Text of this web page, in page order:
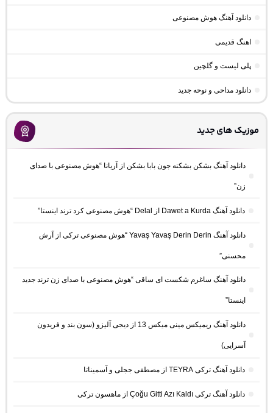
دانلود آهنگ هوش مصنوعی
اهنگ قدیمی
پلی لیست و گلچین
دانلود مداحی و نوحه جدید
موزیک های جدید
دانلود آهنگ بشکن بشکنه جون بابا بشکن از آریانا “هوش مصنوعی با صدای
زن”
دانلود آهنگ Dawet a Kurda از Delal “هوش مصنوعی کرد ترند اینستا”
دانلود آهنگ Yavaş Yavaş Derin Derin “هوش مصنوعی ترکی از آرش
محسنی”
دانلود آهنگ ساغرم شکست ای ساقی “هوش مصنوعی با صدای زن ترند جدید
اینستا”
دانلود آهنگ ریمیکس مینی میکس 13 از دیجی آلیزو (سون بند و فریدون
آسرایی)
دانلود آهنگ ترکی TEYRA از مصطفی ججلی و آسمیناتا
دانلود آهنگ ترکی Çoğu Gitti Azı Kaldı از ماهسون ترکی